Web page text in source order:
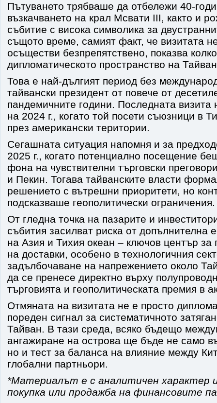
Пътуването трябваше да отбележи 40-
възкачването на крал Мсвати III, както и
събитие с висока символика за
същото време, самият факт, че визитата
осъществи безпрепятствено, показва
дипломатическото пространство на
Това е най-дългият период без
тайвански президент от повече от
пандемичните години. Последната
на 2024 г., когато той посети съюзници в
през американски територии.
Сегашната ситуация напомня и за
2025 г., когато потенциално посещение
фона на чувствителни търговски
и Пекин. Тогава тайванските власти
решението с вътрешни приоритети, но
подсказваше геополитически ограничения.
От гледна точка на пазарите и
събития засилват риска от допълнителна
на Азия и Тихия океан – ключов център за
на доставки, особено в технологичния
задълбочаване на напрежението около
да се пренесе директно върху
търговията и геополитическата премия в
Отмяната на визитата не е просто
пореден сигнал за систематичното
Тайван. В тази среда, всяко бъдещо
ангажиране на острова ще бъде не само
но и тест за баланса на влияние между
глобални партньори.
*Материалът е с аналитичен характер
покупка или продажба на финансовите